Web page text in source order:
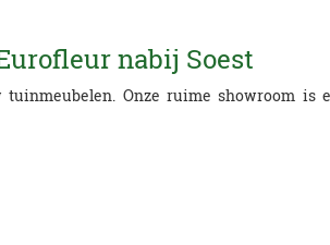
nabij Soest
Onze ruime showroom